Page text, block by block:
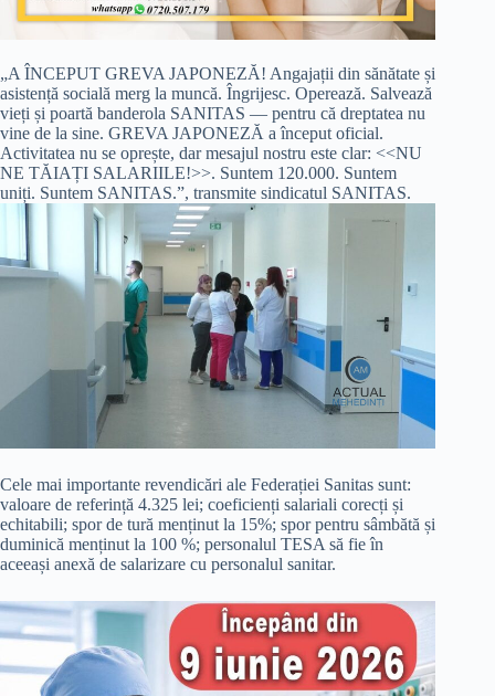
„A ÎNCEPUT GREVA JAPONEZĂ! Angajații din sănătate și
asistență socială merg la muncă. Îngrijesc. Operează. Salvează
vieți și poartă banderola SANITAS — pentru că dreptatea nu
vine de la sine. GREVA JAPONEZĂ a început oficial.
Activitatea nu se oprește, dar mesajul nostru este clar: <<NU
NE TĂIAȚI SALARIILE!>>. Suntem 120.000. Suntem
uniți. Suntem SANITAS.”, transmite sindicatul SANITAS.
Cele mai importante revendicări ale Federației Sanitas sunt:
valoare de referință 4.325 lei; coeficienți salariali corecți și
echitabili; spor de tură menținut la 15%; spor pentru sâmbătă și
duminică menținut la 100 %; personalul TESA să fie în
aceeași anexă de salarizare cu personalul sanitar.